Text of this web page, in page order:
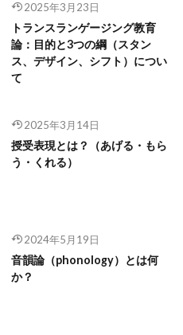
2025年3月23日
トランスランゲージング教育
論：目的と3つの綱（スタン
ス、デザイン、シフト）につい
て
2025年3月14日
授受表現とは？（あげる・もら
う・くれる）
2024年5月19日
音韻論（phonology）とは何
か？